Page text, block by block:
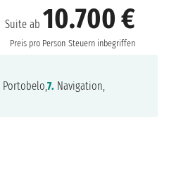
Suite ab 10.700 €
Preis pro Person Steuern inbegriffen
Portobelo,7. Navigation,